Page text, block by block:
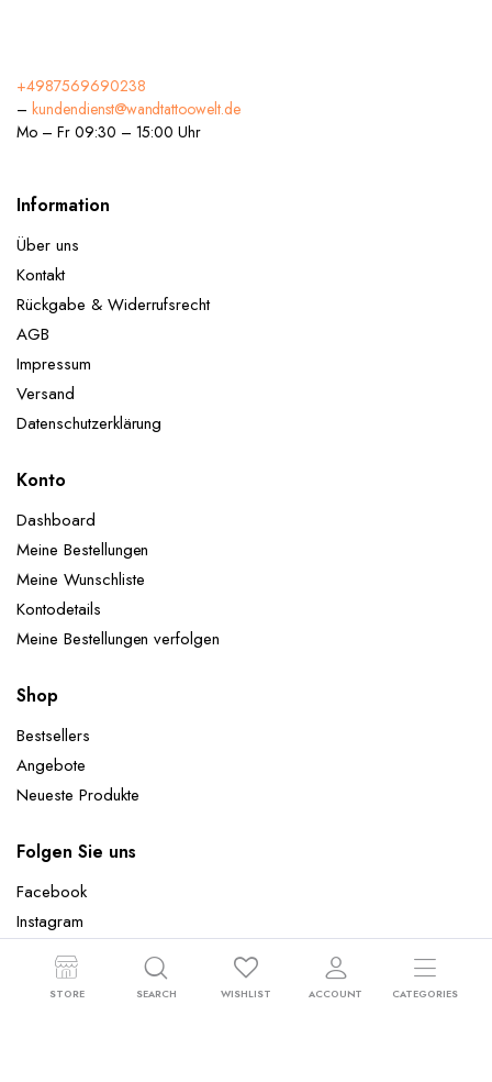
+4987569690238
– kundendienst@wandtattoowelt.de
Mo – Fr 09:30 – 15:00 Uhr
Information
Über uns
Kontakt
Rückgabe & Widerrufsrecht
AGB
Impressum
Versand
Datenschutzerklärung
Konto
Dashboard
Meine Bestellungen
Meine Wunschliste
Kontodetails
Meine Bestellungen verfolgen
Shop
Bestsellers
Angebote
Neueste Produkte
Folgen Sie uns
Facebook
Instagram
STORE SEARCH WISHLIST ACCOUNT CATEGORIES